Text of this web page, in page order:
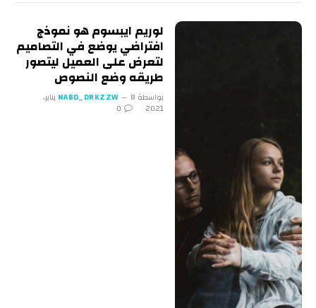
لوريم ايبسوم هو نموذج
افتراضي يوضع في التصاميم
لتعرض على العميل ليتصور
طريقه وضع النصوص
بواسطة NABD_DRKZZW 8 يناير،
2021
0